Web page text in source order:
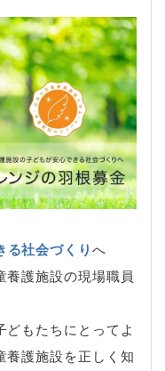
る社会づくりへ
養護施設の現場職員
どもたちにとってよ
養護施設を正しく知